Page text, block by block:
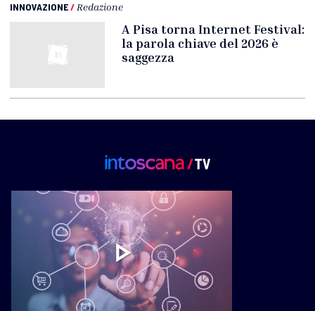
INNOVAZIONE/ Redazione
A Pisa torna Internet Festival:
la parola chiave del 2026 è
saggezza